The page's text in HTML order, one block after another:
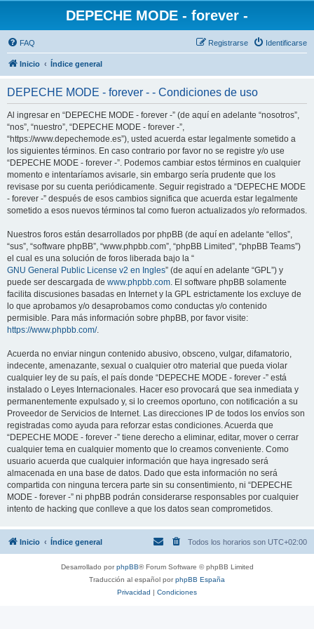
DEPECHE MODE - forever -
FAQ Identificarse
Registrarse
Inicio Índice general
DEPECHE MODE - forever - - Condiciones de uso
Al ingresar en “DEPECHE MODE - forever -” (de aquí en adelante “nosotros”,
“nos”, “nuestro”, “DEPECHE MODE - forever -”,
“https://www.depechemode.es”), usted acuerda estar legalmente sometido a
los siguientes términos. En caso contrario por favor no se registre y/o use
“DEPECHE MODE - forever -”. Podemos cambiar estos términos en cualquier
momento e intentaríamos avisarle, sin embargo sería prudente que los
revisase por su cuenta periódicamente. Seguir registrado a “DEPECHE MODE
- forever -” después de esos cambios significa que acuerda estar legalmente
sometido a esos nuevos términos tal como fueron actualizados y/o reformados.
Nuestros foros están desarrollados por phpBB (de aquí en adelante “ellos”,
“sus”, “software phpBB”, “www.phpbb.com”, “phpBB Limited”, “phpBB Teams”)
el cual es una solución de foros liberada bajo la “
GNU General Public License v2 en Ingles” (de aquí en adelante “GPL”) y
puede ser descargada de www.phpbb.com. El software phpBB solamente
facilita discusiones basadas en Internet y la GPL estrictamente los excluye de
lo que aprobamos y/o desaprobamos como conductas y/o contenido
permisible. Para más información sobre phpBB, por favor visite:
https://www.phpbb.com/.
Acuerda no enviar ningun contenido abusivo, obsceno, vulgar, difamatorio,
indecente, amenazante, sexual o cualquier otro material que pueda violar
cualquier ley de su país, el país donde “DEPECHE MODE - forever -” está
instalado o Leyes Internacionales. Hacer eso provocará que sea inmediata y
permanentemente expulsado y, si lo creemos oportuno, con notificación a su
Proveedor de Servicios de Internet. Las direcciones IP de todos los envíos son
registradas como ayuda para reforzar estas condiciones. Acuerda que
“DEPECHE MODE - forever -” tiene derecho a eliminar, editar, mover o cerrar
cualquier tema en cualquier momento que lo creamos conveniente. Como
usuario acuerda que cualquier información que haya ingresado será
almacenada en una base de datos. Dado que esta información no será
compartida con ninguna tercera parte sin su consentimiento, ni “DEPECHE
MODE - forever -” ni phpBB podrán considerarse responsables por cualquier
intento de hacking que conlleve a que los datos sean comprometidos.
Inicio Índice general Todos los horarios son UTC+02:00
Desarrollado porphpBB® Forum Software © phpBB Limited
Traducción al español porphpBB España
Privacidad | Condiciones